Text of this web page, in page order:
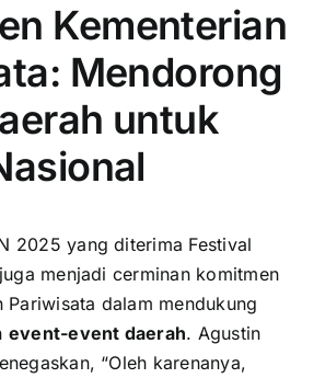
Kementerian
Mendorong
untuk
2025 yang diterima Festival
menjadi cerminan komitmen
Pariwisata dalam mendukung
event-event daerah. Agustin
“Oleh karenanya,